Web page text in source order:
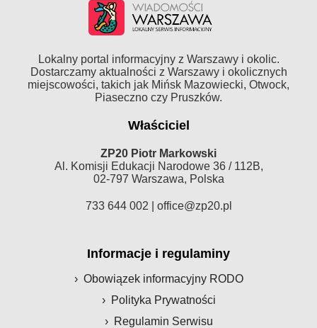
Lokalny portal informacyjny z Warszawy i okolic.
Dostarczamy aktualności z Warszawy i okolicznych
miejscowości, takich jak Mińsk Mazowiecki, Otwock,
Piaseczno czy Pruszków.
Właściciel
ZP20 Piotr Markowski
Al. Komisji Edukacji Narodowe 36 / 112B,
02-797 Warszawa, Polska
733 644 002 | office@zp20.pl
Informacje i regulaminy
Obowiązek informacyjny RODO
Polityka Prywatności
Regulamin Serwisu